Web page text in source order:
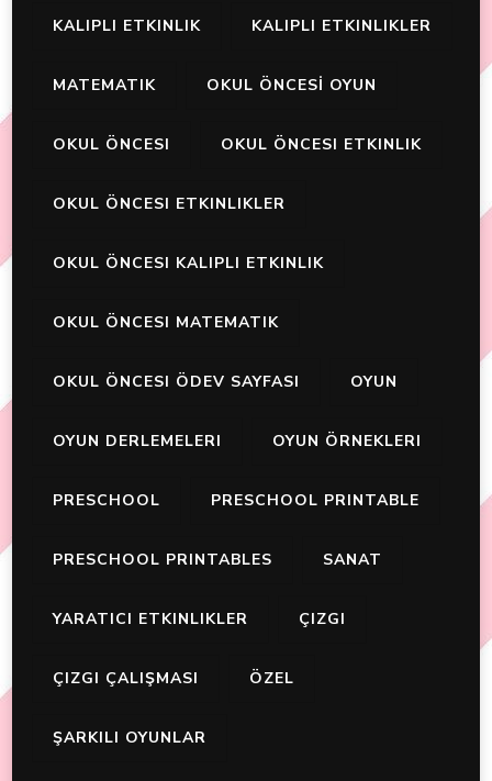
KALIPLI ETKINLIK KALIPLI ETKINLIKLER
MATEMATIK OKUL ÖNCESİ OYUN
OKUL ÖNCESI OKUL ÖNCESI ETKINLIK
OKUL ÖNCESI ETKINLIKLER
OKUL ÖNCESI KALIPLI ETKINLIK
OKUL ÖNCESI MATEMATIK
OKUL ÖNCESI ÖDEV SAYFASI OYUN
OYUN DERLEMELERI OYUN ÖRNEKLERI
PRESCHOOL PRESCHOOL PRINTABLE
PRESCHOOL PRINTABLES SANAT
YARATICI ETKINLIKLER ÇIZGI
ÇIZGI ÇALIŞMASI ÖZEL
ŞARKILI OYUNLAR